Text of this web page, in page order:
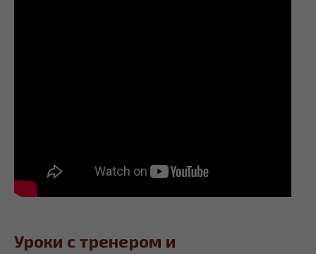
Уроки с тренером и